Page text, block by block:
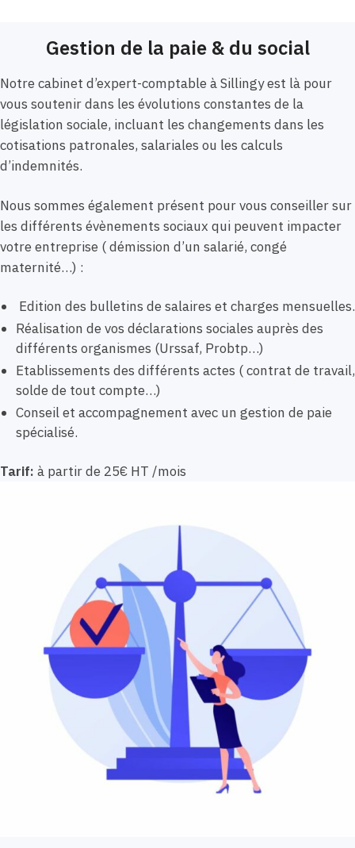
Gestion de la paie & du social
Notre cabinet d’expert-comptable à Sillingy est là pour
vous soutenir dans les évolutions constantes de la
législation sociale, incluant les changements dans les
cotisations patronales, salariales ou les calculs
d’indemnités.
Nous sommes également présent pour vous conseiller sur
les différents évènements sociaux qui peuvent impacter
votre entreprise ( démission d’un salarié, congé
maternité…) :
Edition des bulletins de salaires et charges mensuelles.
Réalisation de vos déclarations sociales auprès des
différents organismes (Urssaf, Probtp…)
Etablissements des différents actes ( contrat de travail,
solde de tout compte…)
Conseil et accompagnement avec un gestion de paie
spécialisé.
Tarif: à partir de 25€ HT /mois